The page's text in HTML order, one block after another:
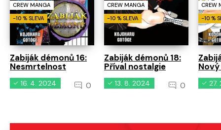
CREW MANGA
-10 % SLEVA
Zabiják démonů 16:
Nesmrtelnost
16. 4. 2024 0
CREW MANGA
-10 % SLEVA
Zabiják démonů 18:
Příval nostalgie
13. 8. 2024 0
CREW
-10 %
27.